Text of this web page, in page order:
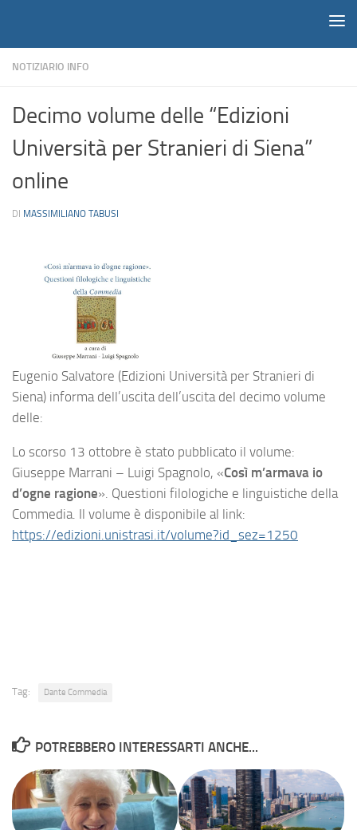
NOTIZIARIO INFO
Decimo volume delle “Edizioni
Università per Stranieri di Siena”
online
DI MASSIMILIANO TABUSI
Eugenio Salvatore (Edizioni Università per Stranieri di
Siena) informa dell’uscita dell’uscita del decimo volume
delle:
Lo scorso 13 ottobre è stato pubblicato il volume:
Giuseppe Marrani – Luigi Spagnolo, «Così m’armava io
d’ogne ragione». Questioni filologiche e linguistiche della
Commedia. Il volume è disponibile al link:
https://edizioni.unistrasi.it/volume?id_sez=1250
Tag: Dante Commedia
POTREBBERO INTERESSARTI ANCHE...